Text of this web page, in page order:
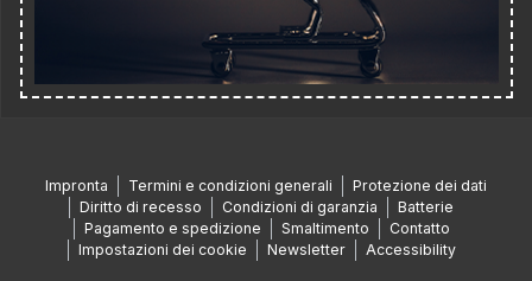
Impronta Termini e condizioni generali
Protezione dei dati
Diritto di recesso
Condizioni di garanzia
Batterie
Pagamento e spedizione
Smaltimento
Contatto
Impostazioni dei cookie
Newsletter Accessibility